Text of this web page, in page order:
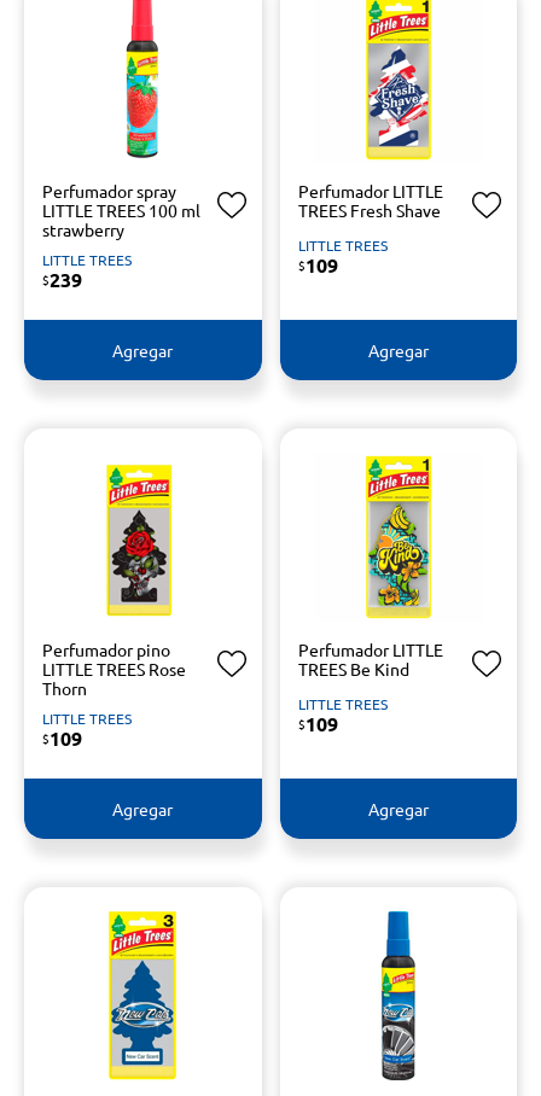
Perfumador spray
LITTLE TREES 100 ml
strawberry
LITTLE TREES
$239
Agregar
Perfumador LITTLE
TREES Fresh Shave
LITTLE TREES
$109
Agregar
Perfumador pino
LITTLE TREES Rose
Thorn
LITTLE TREES
$109
Agregar
Perfumador LITTLE
TREES Be Kind
LITTLE TREES
$109
Agregar